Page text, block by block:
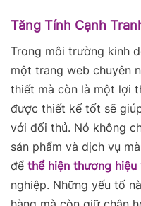
Tăng Tính Cạnh
Trong môi trường kinh
một trang web chuyên
thiết mà còn là một lợi
được thiết kế tốt sẽ
với đối thủ. Nó không
sản phẩm và dịch vụ
để thể hiện thương
nghiệp. Những yếu tố